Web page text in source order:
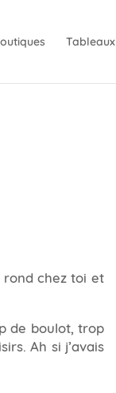
Tableaux
chez toi et
de boulot, trop
Ah si j’avais